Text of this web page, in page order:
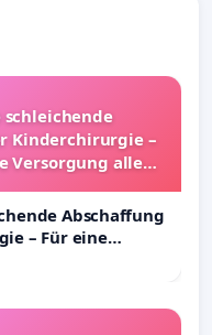
Kinderchirurgie –
Versorgung aller
Abschaffung
– Für eine
aller Kinder in